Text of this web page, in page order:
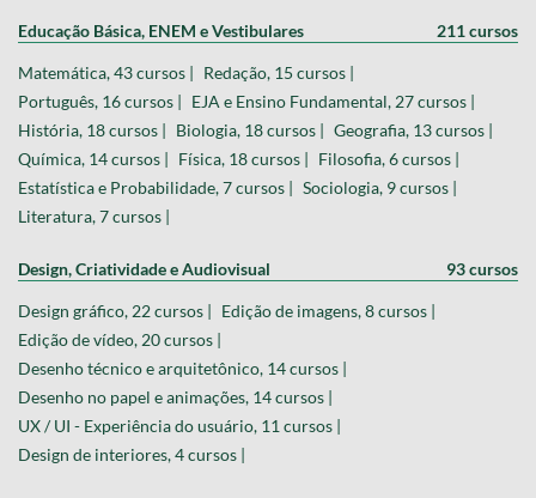
Educação Básica, ENEM e Vestibulares 211 cursos
Matemática, 43 cursos | Redação, 15 cursos |
Português, 16 cursos | EJA e Ensino Fundamental, 27 cursos |
História, 18 cursos | Biologia, 18 cursos | Geografia, 13 cursos |
Química, 14 cursos | Física, 18 cursos | Filosofia, 6 cursos |
Estatística e Probabilidade, 7 cursos | Sociologia, 9 cursos |
Literatura, 7 cursos |
Design, Criatividade e Audiovisual 93 cursos
Design gráfico, 22 cursos | Edição de imagens, 8 cursos |
Edição de vídeo, 20 cursos |
Desenho técnico e arquitetônico, 14 cursos |
Desenho no papel e animações, 14 cursos |
UX / UI - Experiência do usuário, 11 cursos |
Design de interiores, 4 cursos |